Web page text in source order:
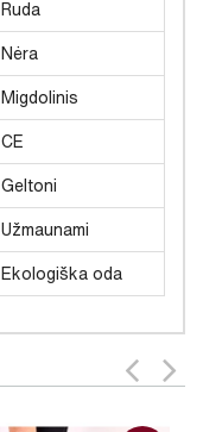
Ruda
Nėra
Migdolinis
CE
Geltoni
Užmaunami
Ekologiška oda